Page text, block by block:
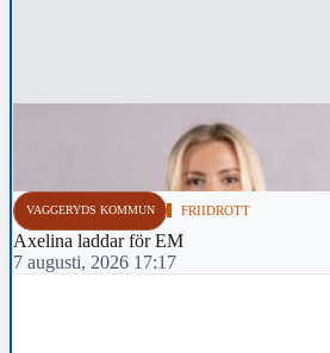
VAGGERYDS KOMMUN FRIIDROTT
Axelina laddar för EM
7 augusti, 2026 17:17